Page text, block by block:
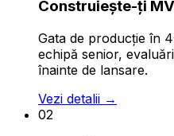
Construiește-ți
Gata de producție în
echipă senior,
înainte de lansare.
Vezi detalii →
02